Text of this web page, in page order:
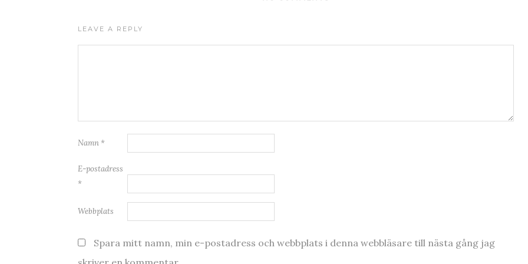
LEAVE A REPLY
Namn *
E-postadress
*
Webbplats
Spara mitt namn, min e-postadress och webbplats i denna webbläsare till nästa gång jag